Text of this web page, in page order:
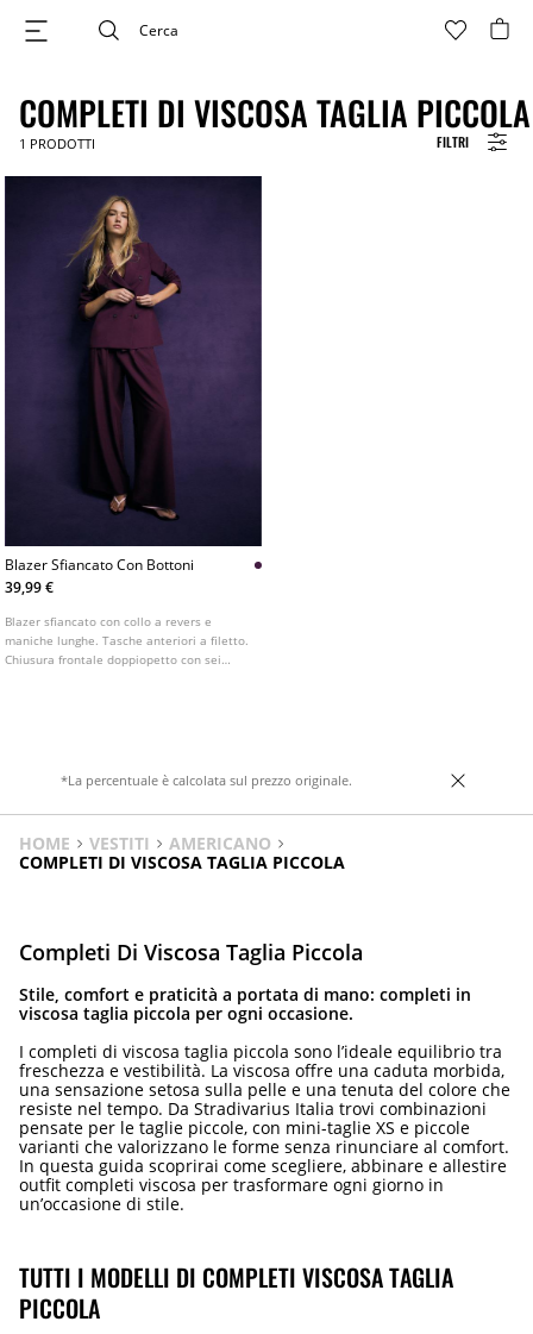
FILTRI
COMPLETI DI VISCOSA TAGLIA PICCOLA
1 PRODOTTI
Blazer Sfiancato Con Bottoni
39,99 €
Blazer sfiancato con collo a revers e
maniche lunghe. Tasche anteriori a filetto.
Chiusura frontale doppiopetto con sei
*La percentuale è calcolata sul prezzo originale.
HOME VESTITI
AMERICANO
COMPLETI DI VISCOSA TAGLIA PICCOLA
Completi Di Viscosa Taglia Piccola
Stile, comfort e praticità a portata di mano: completi in
viscosa taglia piccola per ogni occasione.
I completi di viscosa taglia piccola sono l’ideale equilibrio tra
freschezza e vestibilità. La viscosa offre una caduta morbida,
una sensazione setosa sulla pelle e una tenuta del colore che
resiste nel tempo. Da Stradivarius Italia trovi combinazioni
pensate per le taglie piccole, con mini-taglie XS e piccole
varianti che valorizzano le forme senza rinunciare al comfort.
In questa guida scoprirai come scegliere, abbinare e allestire
outfit completi viscosa per trasformare ogni giorno in
un’occasione di stile.
TUTTI I MODELLI DI COMPLETI VISCOSA TAGLIA
PICCOLA